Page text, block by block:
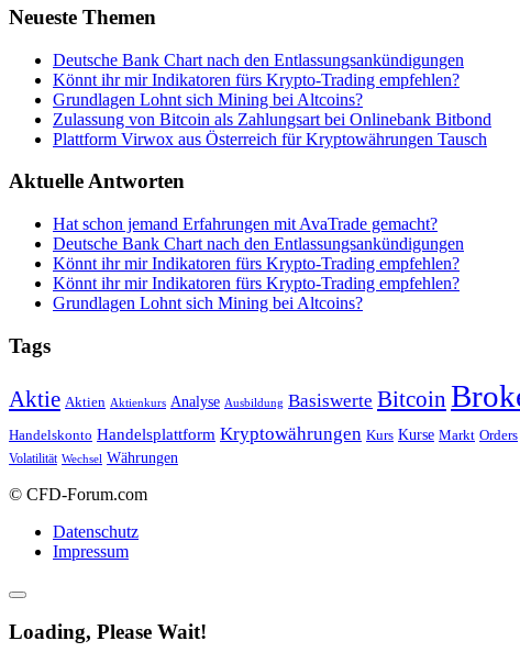
Neueste Themen
Deutsche Bank Chart nach den Entlassungsankündigungen
Könnt ihr mir Indikatoren fürs Krypto-Trading empfehlen?
Grundlagen Lohnt sich Mining bei Altcoins?
Zulassung von Bitcoin als Zahlungsart bei Onlinebank Bitbond
Plattform Virwox aus Österreich für Kryptowährungen Tausch
Aktuelle Antworten
Hat schon jemand Erfahrungen mit AvaTrade gemacht?
Deutsche Bank Chart nach den Entlassungsankündigungen
Könnt ihr mir Indikatoren fürs Krypto-Trading empfehlen?
Könnt ihr mir Indikatoren fürs Krypto-Trading empfehlen?
Grundlagen Lohnt sich Mining bei Altcoins?
Tags
Aktie Aktien Aktienkurs Analyse Ausbildung Basiswerte Bitcoin
Handelskonto Handelsplattform Kryptowährungen Kurs Kurse Markt Orders
Volatilität Wechsel Währungen
© CFD-Forum.com
Datenschutz
Impressum
Loading, Please Wait!